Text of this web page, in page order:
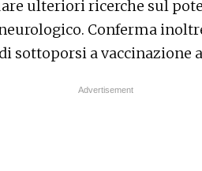
ulteriori ricerche sul
Conferma
sottoporsi a vaccinazione